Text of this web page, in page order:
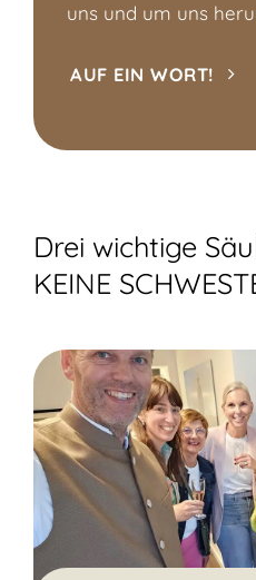
uns und um uns
AUF EIN WORT!
Drei wichtige
KEINE